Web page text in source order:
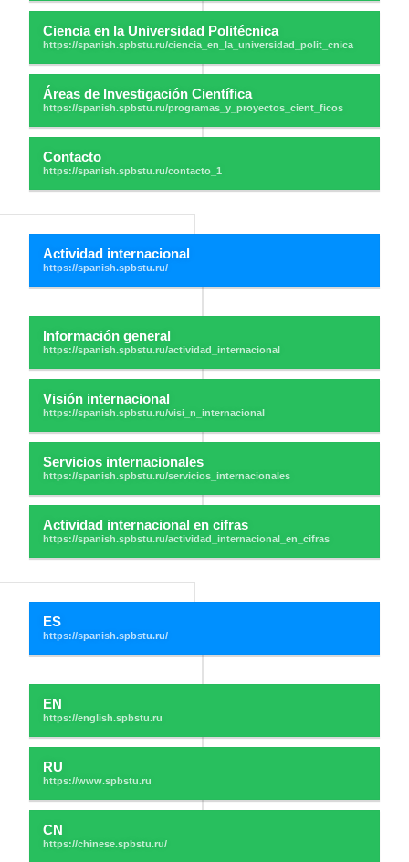
Ciencia en la Universidad Politécnica
Áreas de Investigación Científica
Contacto
Actividad internacional
Información general
Visión internacional
Servicios internacionales
Actividad internacional en cifras
ES
EN
RU
CN